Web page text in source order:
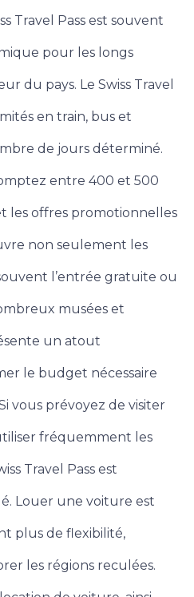
Travel Pass est souvent
pour les longs
du pays. Le Swiss Travel
en train, bus et
de jours déterminé.
entre 400 et 500
les offres promotionnelles
non seulement les
l’entrée gratuite ou
musées et
un atout
le budget nécessaire
vous prévoyez de visiter
fréquemment les
Travel Pass est
Louer une voiture est
plus de flexibilité,
les régions reculées.